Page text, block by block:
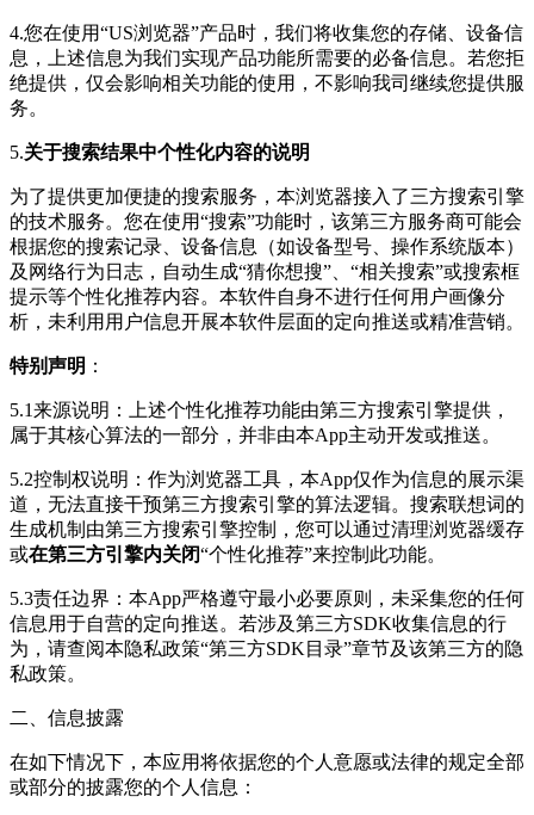
4.您在使用“US浏览器”产品时，我们将收集您的存储、设备信
息，上述信息为我们实现产品功能所需要的必备信息。若您拒
绝提供，仅会影响相关功能的使用，不影响我司继续您提供服
务。
5.关于搜索结果中个性化内容的说明
为了提供更加便捷的搜索服务，本浏览器接入了三方搜索引擎
的技术服务。您在使用“搜索”功能时，该第三方服务商可能会
根据您的搜索记录、设备信息（如设备型号、操作系统版本）
及网络行为日志，自动生成“猜你想搜”、“相关搜索”或搜索框
提示等个性化推荐内容。本软件自身不进行任何用户画像分
析，未利用用户信息开展本软件层面的定向推送或精准营销。
特别声明 ：
5.1来源说明：上述个性化推荐功能由第三方搜索引擎提供，
属于其核心算法的一部分，并非由本App主动开发或推送。
5.2控制权说明：作为浏览器工具，本App仅作为信息的展示渠
道，无法直接干预第三方搜索引擎的算法逻辑。搜索联想词的
生成机制由第三方搜索引擎控制，您可以通过清理浏览器缓存
或在第三方引擎内关闭“个性化推荐”来控制此功能。
5.3责任边界：本App严格遵守最小必要原则，未采集您的任何
信息用于自营的定向推送。若涉及第三方SDK收集信息的行
为，请查阅本隐私政策“第三方SDK目录”章节及该第三方的隐
私政策。
二、信息披露
在如下情况下，本应用将依据您的个人意愿或法律的规定全部
或部分的披露您的个人信息：